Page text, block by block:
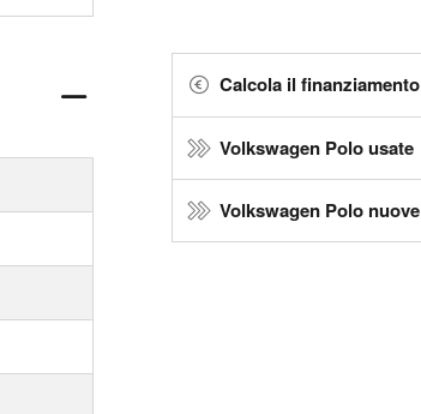
Calcola il finanziamento
Volkswagen Polo usate
Volkswagen Polo nuove